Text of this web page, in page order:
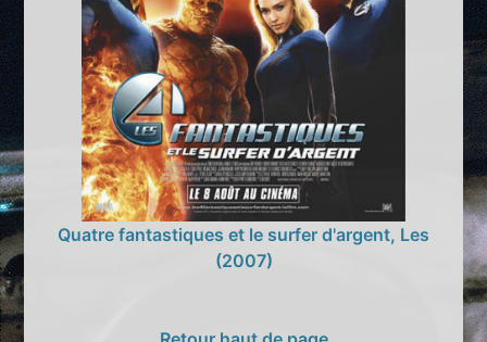
Quatre fantastiques et le surfer d'argent, Les
(2007)